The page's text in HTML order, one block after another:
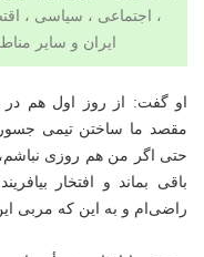
، اجتماعی ، سیاسی ،
ایران و سایر
او گفت: از روز اول هم
مقصد ما ساختن تیمی
حتی اگر من هم روزی نباشم،
باقی بماند و افتخار
راضی‌ام و به این که مربی